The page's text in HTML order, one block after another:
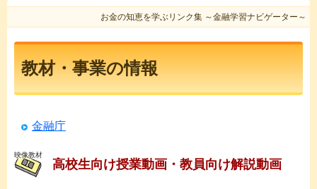
お金の知恵を学ぶリンク集 ～金融学習ナビゲーター～
教材・事業の情報
金融庁
映像教材
高校生向け授業動画・教員向け解説動画